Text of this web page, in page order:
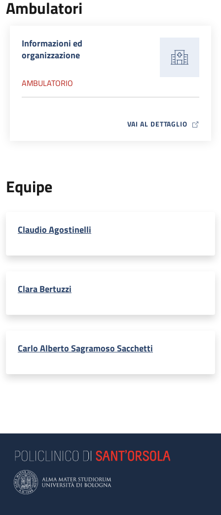
Ambulatori
Informazioni ed
organizzazione
AMBULATORIO
VAI AL DETTAGLIO MAP ICON
Equipe
Claudio Agostinelli
Clara Bertuzzi
Carlo Alberto Sagramoso Sacchetti